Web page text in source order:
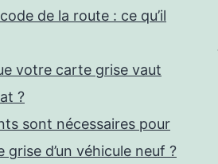
de la route : ce qu’il
votre carte grise vaut
?
sont nécessaires pour
grise d’un véhicule neuf ?